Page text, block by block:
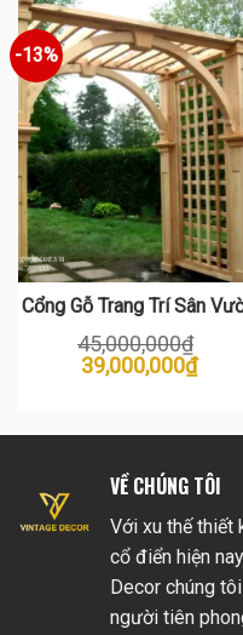
-13%
Cổng Gỗ Trang Trí Sân
– Điểm Nhấn Thanh Lịch
Không Gian Ngoại Thất
45,000,000₫
39,000,000₫
VỀ CHÚNG TÔI
Với xu thế thiết
cổ điển hiện
Decor chúng
người tiên